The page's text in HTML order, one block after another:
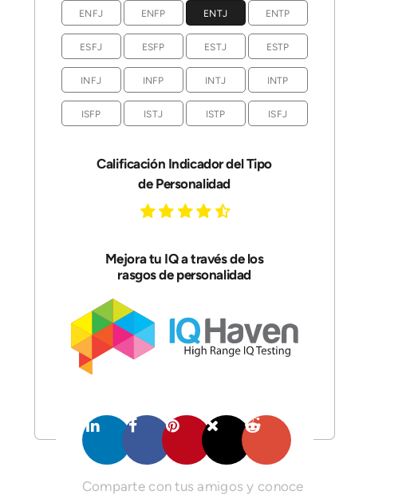
ENFJ ENFP ENTJ ENTP
ESFJ ESFP ESTJ ESTP
INFJ INFP INTJ INTP
ISFP ISTJ ISTP ISFJ
Calificación Indicador del Tipo
de Personalidad
Mejora tu IQ a través de los
rasgos de personalidad
Comparte con tus amigos y conoce